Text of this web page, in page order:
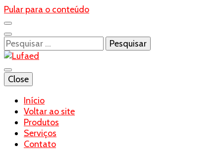
Pular para o conteúdo
Pesquisar
por:
Lufaed
Blog- Lufaed
Close
Início
Voltar ao site
Produtos
Serviços
Contato